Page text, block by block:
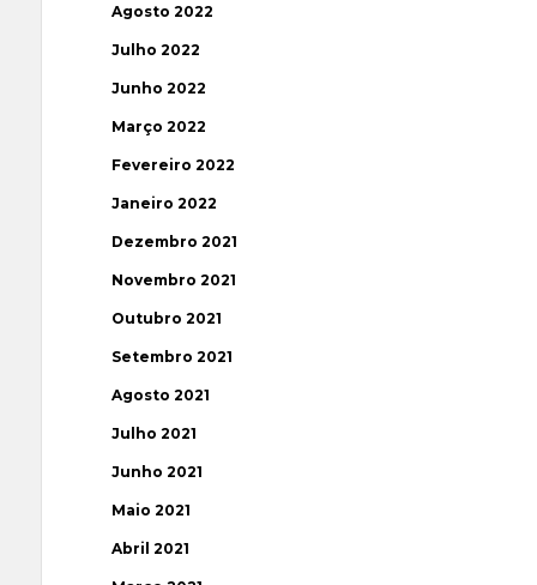
Agosto 2022
Julho 2022
Junho 2022
Março 2022
Fevereiro 2022
Janeiro 2022
Dezembro 2021
Novembro 2021
Outubro 2021
Setembro 2021
Agosto 2021
Julho 2021
Junho 2021
Maio 2021
Abril 2021